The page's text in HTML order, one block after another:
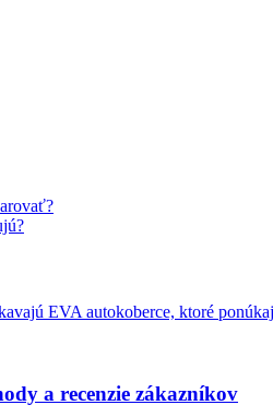
a recenzie zákazníkov